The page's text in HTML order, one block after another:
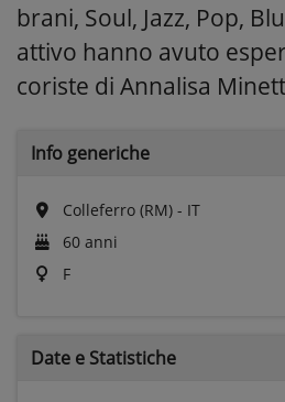
brani, Soul, Jazz, Pop,
attivo hanno avuto
coriste di Annalisa
Info generiche
Colleferro (RM) - IT
60 anni
F
Date e Statistiche